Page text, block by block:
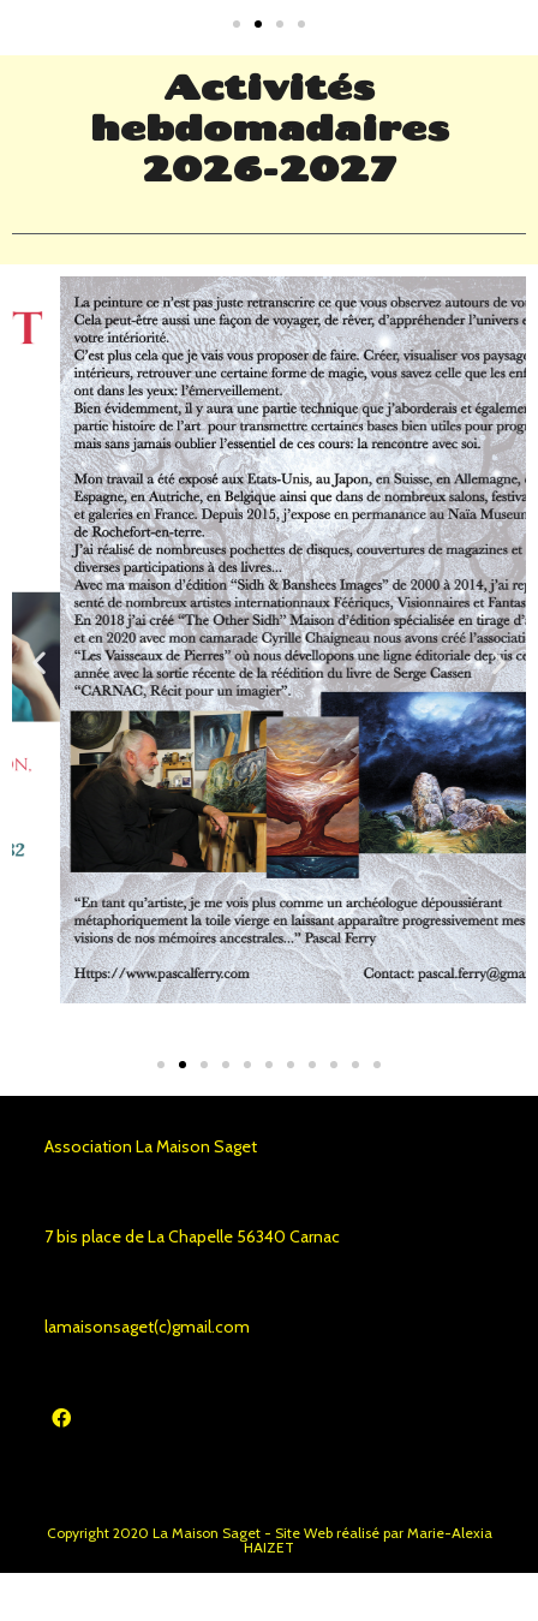
Activités
hebdomadaires
2026-2027
Association La Maison Saget
7 bis place de La Chapelle 56340 Carnac
lamaisonsaget(c)gmail.com
Copyright 2020 La Maison Saget - Site Web réalisé par Marie-Alexia
HAIZET